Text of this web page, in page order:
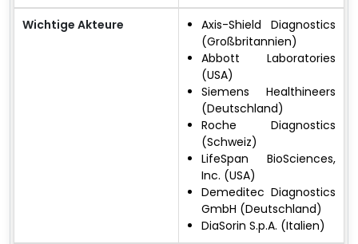
Wichtige Akteure
Axis-Shield Diagnostics
(Großbritannien)
Abbott Laboratories
(USA)
Siemens Healthineers
(Deutschland)
Roche Diagnostics
(Schweiz)
LifeSpan BioSciences,
Inc. (USA)
Demeditec Diagnostics
GmbH (Deutschland)
DiaSorin S.p.A. (Italien)